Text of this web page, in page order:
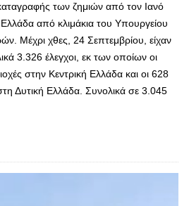
των ζημιών από τον Ιανό
Ελλάδα από κλιμάκια του Υπουργείου
Μέχρι χθες, 24 Σεπτεμβρίου, είχαν
3.326 έλεγχοι, εκ των οποίων οι
στην Κεντρική Ελλάδα και οι 628
Δυτική Ελλάδα. Συνολικά σε 3.045